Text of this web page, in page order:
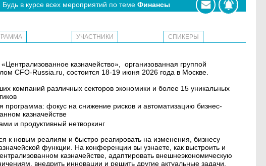
Будь в курсе всех мероприятий по теме Финансы
УЧАСТНИКИ СПИКЕРЫ
казначейство», организованная группой
CFO-Russia.ru, состоится 18-19 июня 2026 года в Москве.
компаний различных секторов экономики и более 15 уникальных
программа: фокус на снижение рисков и автоматизацию бизнес-
казначействе
и продуктивный нетворкинг
к новым реалиям и быстро реагировать на изменения, бизнесу
функции. На конференции вы узнаете, как выстроить и
казначействе, адаптировать внешнеэкономическую
внедрить инновации и решить другие актуальные задачи.